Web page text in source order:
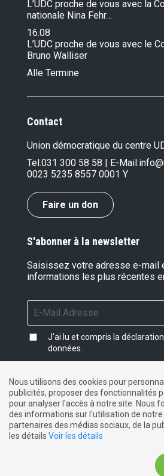
L’UDC proche de vous avec la
nationale Nina Fehr…
16.08
L’UDC proche de vous avec le
Bruno Walliser
Alle Termine
Contact
Union démocratique du centre
Tel.031 300 58 58 | E-Mail:
0023 5235 8557 0001 Y
Faire un don
S'abonner à la newsletter
Saisissez votre adresse e-mail
informations les plus récentes
J'ai lu et compris la
données.
Impressum| Protection des
DE FR IT
Nous utilisons des cookies pour
publicités, proposer des fonctionnalités
pour analyser l'accès à notre site. Nous
des informations sur l'utilisation de notre
partenaires des médias sociaux, de la
les détails Voir les détails